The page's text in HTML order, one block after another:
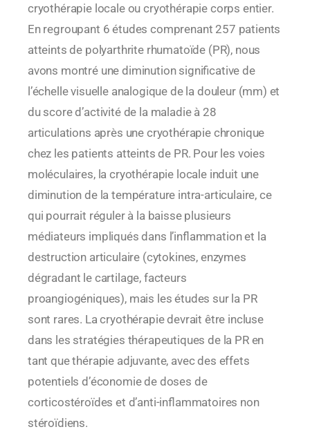
cryothérapie locale ou cryothérapie corps entier.
En regroupant 6 études comprenant 257 patients
atteints de polyarthrite rhumatoïde (PR), nous
avons montré une diminution significative de
l’échelle visuelle analogique de la douleur (mm) et
du score d’activité de la maladie à 28
articulations après une cryothérapie chronique
chez les patients atteints de PR. Pour les voies
moléculaires, la cryothérapie locale induit une
diminution de la température intra-articulaire, ce
qui pourrait réguler à la baisse plusieurs
médiateurs impliqués dans l’inflammation et la
destruction articulaire (cytokines, enzymes
dégradant le cartilage, facteurs
proangiogéniques), mais les études sur la PR
sont rares. La cryothérapie devrait être incluse
dans les stratégies thérapeutiques de la PR en
tant que thérapie adjuvante, avec des effets
potentiels d’économie de doses de
corticostéroïdes et d’anti-inflammatoires non
stéroïdiens.